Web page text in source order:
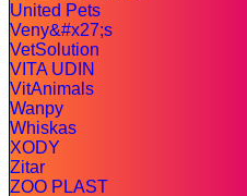
United Pets
Veny&#x27;s
VetSolution
VITA UDIN
VitAnimals
Wanpy
Whiskas
XODY
Zitar
ZOO PLAST